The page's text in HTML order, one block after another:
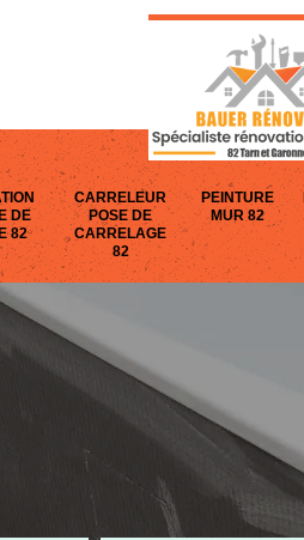
DE
82
CARRELEUR
POSE DE
CARRELAGE
82
PEINTURE
MUR 82